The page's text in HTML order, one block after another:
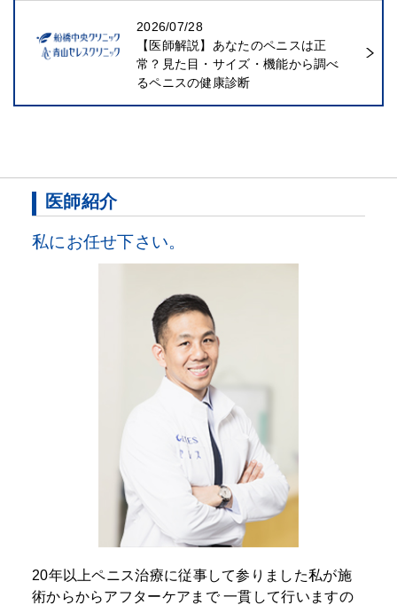
2026/07/28
【医師解説】あなたのペニスは正
常？見た目・サイズ・機能から調べ
るペニスの健康診断
医師紹介
私にお任せ下さい。
20年以上ペニス治療に従事して参りました私が施
術からからアフターケアまで一貫して行いますの